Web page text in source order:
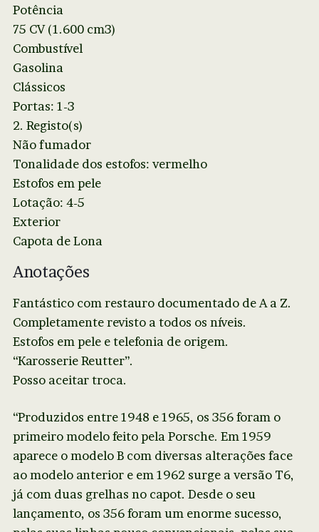
Potência
75 CV (1.600 cm3)
Combustível
Gasolina
Clássicos
Portas: 1-3
2. Registo(s)
Não fumador
Tonalidade dos estofos: vermelho
Estofos em pele
Lotação: 4-5
Exterior
Capota de Lona
Anotações
Fantástico com restauro documentado de A a Z.
Completamente revisto a todos os níveis.
Estofos em pele e telefonia de origem.
“Karosserie Reutter”.
Posso aceitar troca.
“Produzidos entre 1948 e 1965, os 356 foram o
primeiro modelo feito pela Porsche. Em 1959
aparece o modelo B com diversas alterações face
ao modelo anterior e em 1962 surge a versão T6,
já com duas grelhas no capot. Desde o seu
lançamento, os 356 foram um enorme sucesso,